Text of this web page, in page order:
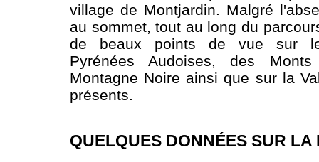
village de Montjardin. Malgré
au sommet, tout au long du
de beaux points de vue sur
Pyrénées Audoises, des
Montagne Noire ainsi que sur la
présents.
QUELQUES DONNÉES SUR LA